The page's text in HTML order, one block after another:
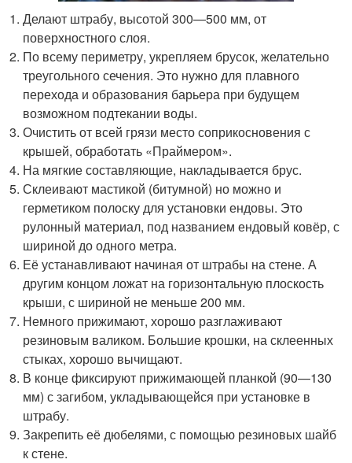
Делают штрабу, высотой 300—500 мм, от
поверхностного слоя.
По всему периметру, укрепляем брусок, желательно
треугольного сечения. Это нужно для плавного
перехода и образования барьера при будущем
возможном подтекании воды.
Очистить от всей грязи место соприкосновения с
крышей, обработать «Праймером».
На мягкие составляющие, накладывается брус.
Склеивают мастикой (битумной) но можно и
герметиком полоску для установки ендовы. Это
рулонный материал, под названием ендовый ковёр, с
шириной до одного метра.
Её устанавливают начиная от штрабы на стене. А
другим концом ложат на горизонтальную плоскость
крыши, с шириной не меньше 200 мм.
Немного прижимают, хорошо разглаживают
резиновым валиком. Большие крошки, на склеенных
стыках, хорошо вычищают.
В конце фиксируют прижимающей планкой (90—130
мм) с загибом, укладывающейся при установке в
штрабу.
Закрепить её дюбелями, с помощью резиновых шайб
к стене.